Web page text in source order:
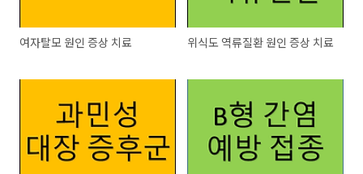
여자탈모 원인 증상 치료 위식도 역류질환 원인 증상 치료